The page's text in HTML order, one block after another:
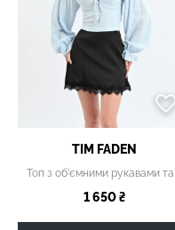
TIM FADEN
1 650 ₴